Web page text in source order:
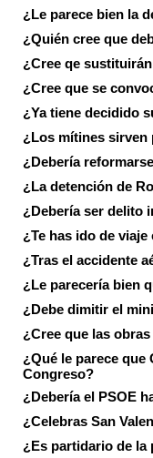
¿Le parece bien la
¿Quién cree que
¿Cree qe
¿Cree que se
¿Ya tiene decidido
¿Los mítines sirven
¿Debería
¿La detención de
¿Debería ser delito
¿Te has ido de viaje
¿Tras el accidente
¿Le parecería bien
¿Debe dimitir el
¿Cree que las
¿Qué le parece
Congreso?
¿Debería el PSOE
¿Celebras San
¿Es partidario de la